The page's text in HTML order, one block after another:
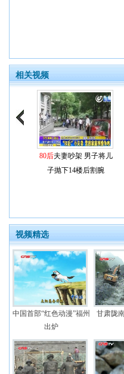
相关视频
80后夫妻吵架 男子将儿
子抛下14楼后割腕
视频精选
中国首部“红色动漫”福州
出炉
甘肃陇